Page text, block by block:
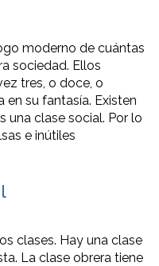
moderno de cuántas
sociedad. Ellos
tres, o doce, o
su fantasía. Existen
una clase social. Por lo
e inútiles
clases. Hay una clase
La clase obrera tiene